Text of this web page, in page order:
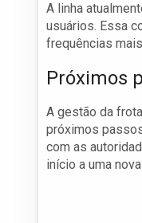
A linha
usuários. Essa
frequências
Próximos
A gestão da
próximos
com as
início a uma